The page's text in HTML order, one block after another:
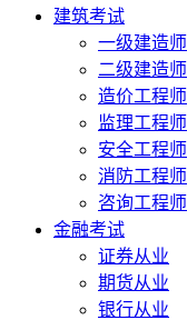
建筑考试
一级建造师
二级建造师
造价工程师
监理工程师
安全工程师
消防工程师
咨询工程师
金融考试
证券从业
期货从业
银行从业